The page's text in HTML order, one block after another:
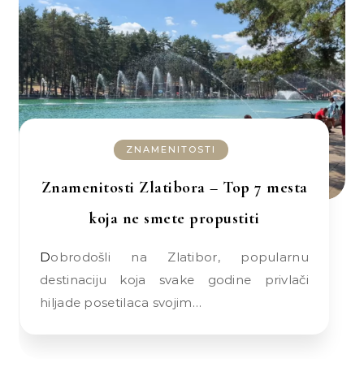
ZNAMENITOSTI
Znamenitosti Zlatibora – Top 7 mesta
koja ne smete propustiti
Dobrodošli na Zlatibor, popularnu
destinaciju koja svake godine privlači
hiljade posetilaca svojim…